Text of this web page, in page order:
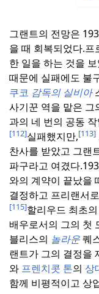
그랜트의 전망은
을 때 회복되었다.프
한 일을 하는 것을
때문에 실패에도 불
쿠코 감독의 실비아
사기꾼 역을 맡은 그
과의 네 번의 공동
[112]실패했지만,[113]
찬사를 받았고 그랜
파구라고 여겼다.
와의 계약이 끝났을
결정하고 프리랜서로
[115]할리우드 최초
배우로서의 그의 첫
블리스의 놀라운퀘
랜트가 그의 결정을
와 프렌치콧 톤의 상
함께 비평적이고 상